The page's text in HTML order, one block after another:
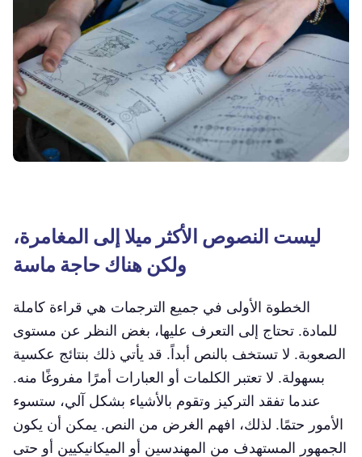
ليست النصوص الأكثر ميلا إلى المغامرة،
ولكن هناك حاجة ماسة
الخطوة الأولى في جميع الترجمات هي قراءة كاملة
للمادة. تحتاج إلى التعرف عليها، بغض النظر عن مستوى
الصعوبة. لا تستخف بالنص أبداً. قد يأتي ذلك بنتائج عكسية
بسهولة. لا تعتبر الكلمات أو العبارات أمرًا مفروغًا منه.
عندما تفقد التركيز وتقوم بالأشياء بشكل آلي، ستسوء
الأمور حتمًا. لذلك، افهم الغرض من النص. يمكن أن يكون
الجمهور المستهدف من المهندسين أو الميكانيكيين أو حتى